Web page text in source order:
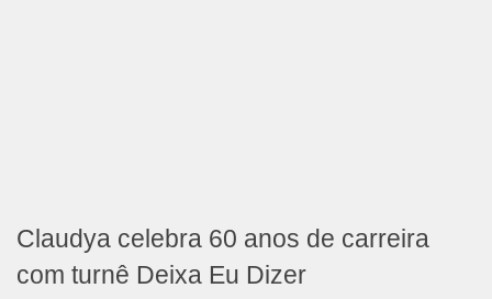
Claudya celebra 60 anos de carreira
com turnê Deixa Eu Dizer